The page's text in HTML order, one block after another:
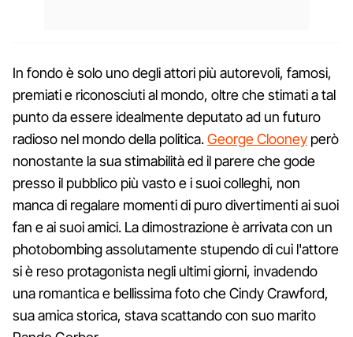
In fondo è solo uno degli attori più autorevoli, famosi,
premiati e riconosciuti al mondo, oltre che stimati a tal
punto da essere idealmente deputato ad un futuro
radioso nel mondo della politica.George Clooney però
nonostante la sua stimabilità ed il parere che gode
presso il pubblico più vasto e i suoi colleghi, non
manca di regalare momenti di puro divertimenti ai suoi
fan e ai suoi amici. La dimostrazione è arrivata con un
photobombing assolutamente stupendo di cui l'attore
si è reso protagonista negli ultimi giorni, invadendo
una romantica e bellissima foto che Cindy Crawford,
sua amica storica, stava scattando con suo marito